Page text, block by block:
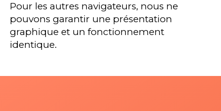
Pour les autres navigateurs, nous ne
pouvons garantir une présentation
graphique et un fonctionnement
identique.